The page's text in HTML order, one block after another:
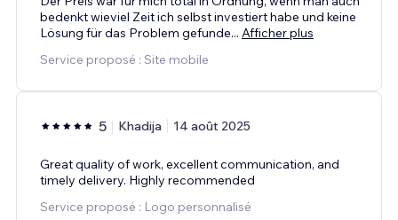
bedenkt wieviel Zeit ich selbst investiert habe und keine
Lösung für das Problem gefunde... Afficher plus
Service proposé : Site mobile
5 Khadija 14 août 2025
Great quality of work, excellent communication, and
timely delivery. Highly recommended
Service proposé : Logo personnalisé